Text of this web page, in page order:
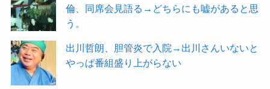
倫、同席会見語る→どちらにも嘘があると思
う。
出川哲朗、胆管炎で入院→出川さんいないと
やっぱ番組盛り上がらない